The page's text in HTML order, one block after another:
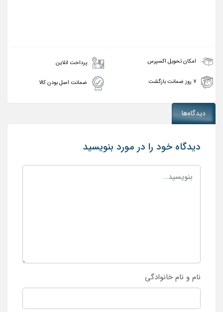
امکان تحویل اکسپرس پرداخت انلاین
۷ روز ضمانت بازگشت ضمانت اصل بودن کالا
دیدگاه‌ها
دیدگاه خود را در مورد بنویسید
نام و نام خانوادگی